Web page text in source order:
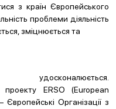
з країн Європейського
проблеми діяльність
зміцнюється та
удосконалюється.
ERSO (European
Організації з